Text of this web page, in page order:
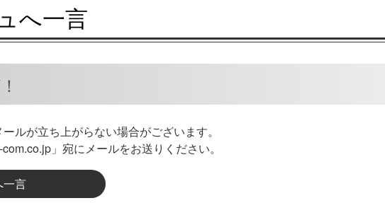
へ一言
ルが立ち上がらない場合がございます。
」宛にメールをお送りください。
一言